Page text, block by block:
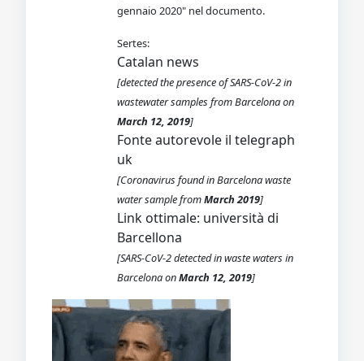
gennaio 2020" nel documento.
Sertes:
Catalan news
[detected the presence of SARS-CoV-2 in
wastewater samples from Barcelona on
March 12, 2019]
Fonte autorevole il telegraph
uk
[Coronavirus found in Barcelona waste
water sample fromMarch 2019]
Link ottimale: università di
Barcellona
[SARS-CoV-2 detected in waste waters in
Barcelona onMarch 12, 2019]